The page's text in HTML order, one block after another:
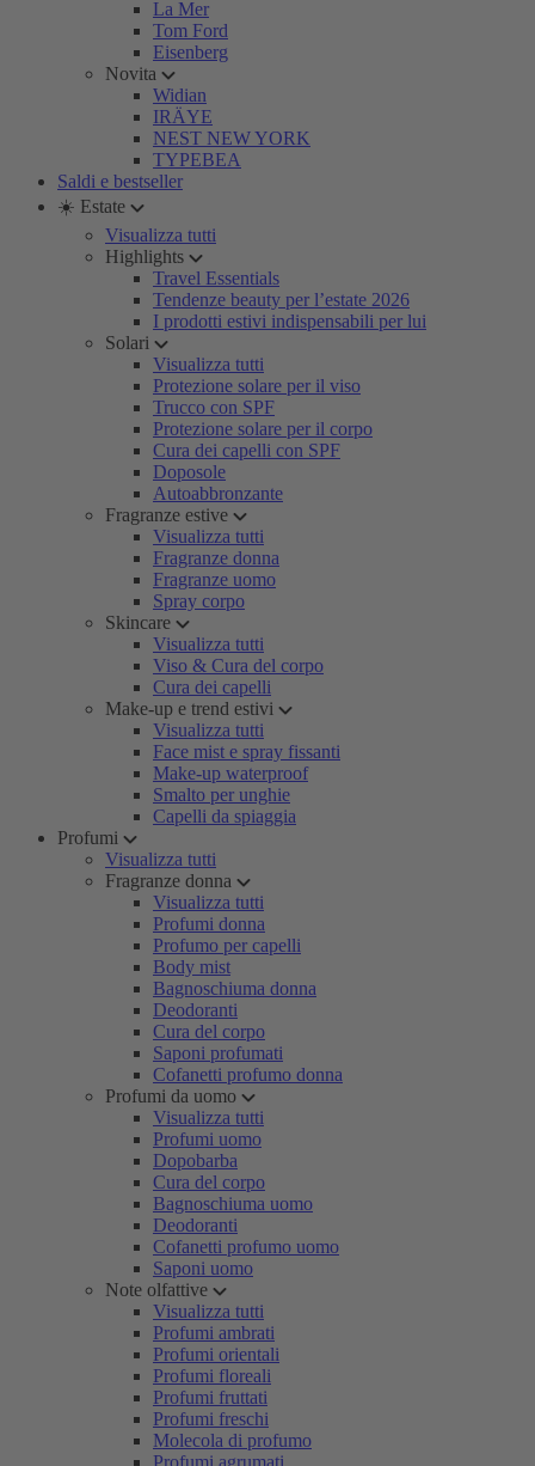
La Mer
Tom Ford
Eisenberg
Novita
Widian
IRÄYE
NEST NEW YORK
TYPEBEA
Saldi e bestseller
☀️ Estate
Visualizza tutti
Highlights
Travel Essentials
Tendenze beauty per l’estate 2026
I prodotti estivi indispensabili per lui
Solari
Visualizza tutti
Protezione solare per il viso
Trucco con SPF
Protezione solare per il corpo
Cura dei capelli con SPF
Doposole
Autoabbronzante
Fragranze estive
Visualizza tutti
Fragranze donna
Fragranze uomo
Spray corpo
Skincare
Visualizza tutti
Viso & Cura del corpo
Cura dei capelli
Make-up e trend estivi
Visualizza tutti
Face mist e spray fissanti
Make-up waterproof
Smalto per unghie
Capelli da spiaggia
Profumi
Visualizza tutti
Fragranze donna
Visualizza tutti
Profumi donna
Profumo per capelli
Body mist
Bagnoschiuma donna
Deodoranti
Cura del corpo
Saponi profumati
Cofanetti profumo donna
Profumi da uomo
Visualizza tutti
Profumi uomo
Dopobarba
Cura del corpo
Bagnoschiuma uomo
Deodoranti
Cofanetti profumo uomo
Saponi uomo
Note olfattive
Visualizza tutti
Profumi ambrati
Profumi orientali
Profumi floreali
Profumi fruttati
Profumi freschi
Molecola di profumo
Profumi agrumati